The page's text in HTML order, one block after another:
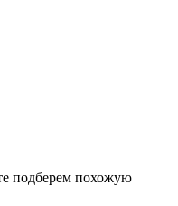
подберем похожую